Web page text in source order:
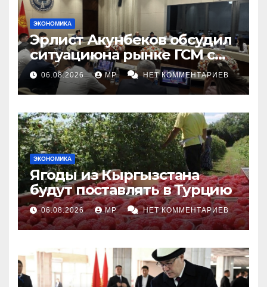
ЭКОНОМИКА
Эрлист Акунбеков обсудил
ситуациюна рынке ГСМ с
топливными компаниями
06.08.2026 MP НЕТ КОММЕНТАРИЕВ
ЭКОНОМИКА
Ягоды из Кыргызстана
будут поставлять в Турцию
06.08.2026 MP НЕТ КОММЕНТАРИЕВ